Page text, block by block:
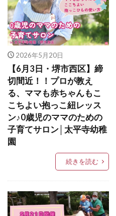
2026年5月20日
【6月3日・堺市西区】締
切間近！！プロが教え
る、ママも赤ちゃんもこ
こちよい抱っこ紐レッス
ン♪0歳児のママのための
子育てサロン│太平寺幼稚
園
続きを読む